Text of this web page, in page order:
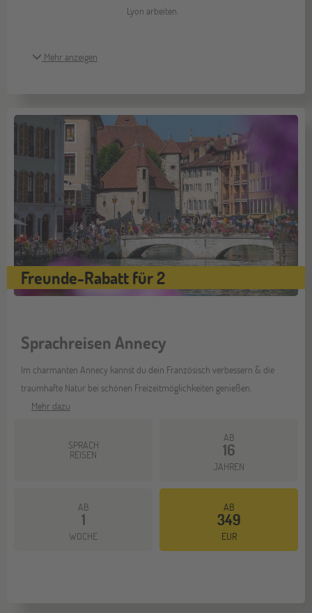
Lyon arbeiten.
Mehr anzeigen
Freunde-Rabatt für 2
Sprachreisen Annecy
Im charmanten Annecy kannst du dein Französisch verbessern & die
traumhafte Natur bei schönen Freizeitmöglichkeiten genießen.
Mehr dazu
SPRACH
REISEN
AB
16
JAHREN
AB
1
WOCHE
AB
349
EUR